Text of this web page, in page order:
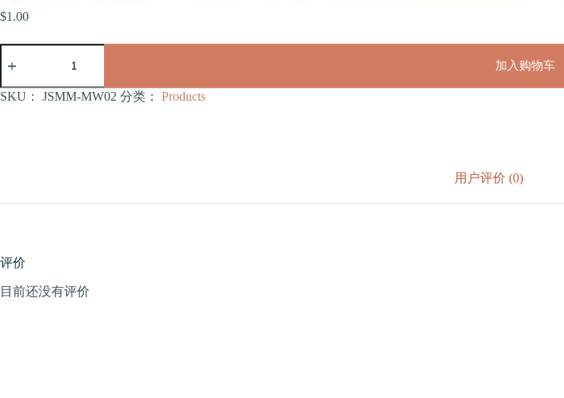
$1.00
物
梯
量
加入购物车
SKU： JSMM-MW02 分类： Products
用户评价 (0)
评价
目前还没有评价